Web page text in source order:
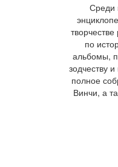
Среди
творчестве
по
альбомы,
зодчеству
полное
Винчи, а